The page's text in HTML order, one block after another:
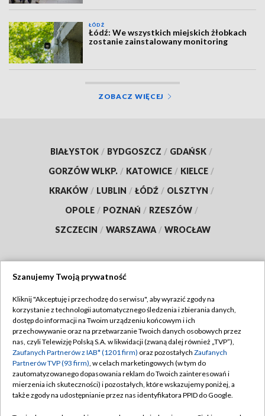
ŁÓDŹ
Łódź: We wszystkich miejskich żłobkach
zostanie zainstalowany monitoring
ZOBACZ WIĘCEJ
BIAŁYSTOK / BYDGOSZCZ / GDAŃSK /
GORZÓW WLKP. / KATOWICE / KIELCE /
KRAKÓW / LUBLIN / ŁÓDŹ / OLSZTYN /
OPOLE / POZNAŃ / RZESZÓW /
SZCZECIN / WARSZAWA / WROCŁAW
TVP
Abonament TVP
Emisja w TVP
Centrum informacji TVP
Naziemna Telewizja Cyfrowa
Regulamin TVP
Polityka prywatności
Moje zgody
Pomoc
Szanujemy Twoją prywatność
Kliknij "Akceptuję i przechodzę do serwisu", aby wyrazić zgody na
korzystanie z technologii automatycznego śledzenia i zbierania danych,
dostęp do informacji na Twoim urządzeniu końcowym i ich
przechowywanie oraz na przetwarzanie Twoich danych osobowych przez
nas, czyli Telewizję Polską S.A. w likwidacji (zwaną dalej również „TVP”),
Zaufanych Partnerów z IAB* (1201 firm) oraz pozostałych Zaufanych
Partnerów TVP (93 firm), w celach marketingowych (w tym do
zautomatyzowanego dopasowania reklam do Twoich zainteresowań i
mierzenia ich skuteczności) i pozostałych, które wskazujemy poniżej, a
także zgody na udostępnianie przez nas identyfikatora PPID do Google.